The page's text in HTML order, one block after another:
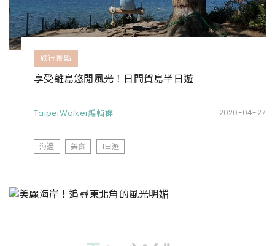
旅行景點
享受離島悠閒風光！日間賀島半日遊
TaipeiWalker編輯群 2020-04-27
海邊 美食 1日遊